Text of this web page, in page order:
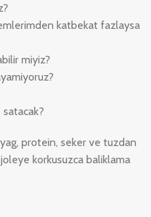
katbekat fazlaysa
miyiz?
protein, seker ve tuzdan
korkusuzca baliklama